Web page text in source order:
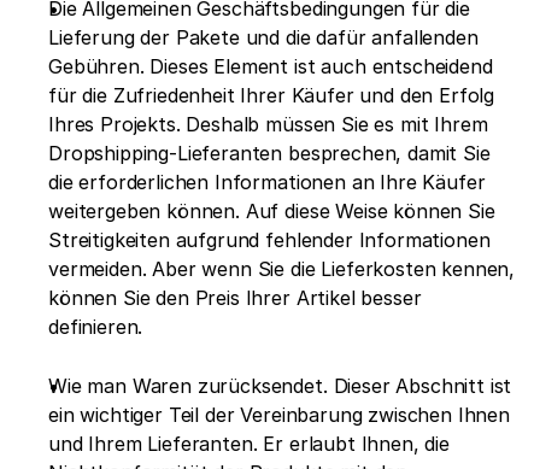
Die Allgemeinen Geschäftsbedingungen für die
Lieferung der Pakete und die dafür anfallenden
Gebühren. Dieses Element ist auch entscheidend
für die Zufriedenheit Ihrer Käufer und den Erfolg
Ihres Projekts. Deshalb müssen Sie es mit Ihrem
Dropshipping-Lieferanten besprechen, damit Sie
die erforderlichen Informationen an Ihre Käufer
weitergeben können. Auf diese Weise können Sie
Streitigkeiten aufgrund fehlender Informationen
vermeiden. Aber wenn Sie die Lieferkosten kennen,
können Sie den Preis Ihrer Artikel besser
definieren.
Wie man Waren zurücksendet. Dieser Abschnitt ist
ein wichtiger Teil der Vereinbarung zwischen Ihnen
und Ihrem Lieferanten. Er erlaubt Ihnen, die